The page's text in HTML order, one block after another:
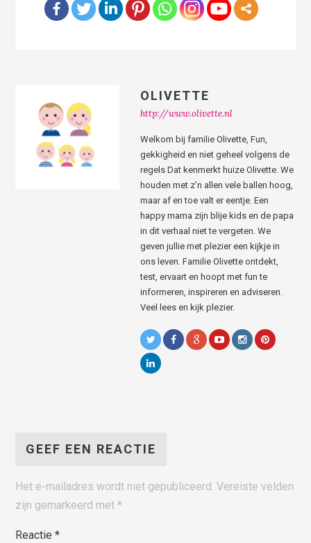
OLIVETTE
http://www.olivette.nl
Welkom bij familie Olivette, Fun,
gekkigheid en niet geheel volgens de
regels Dat kenmerkt huize Olivette. We
houden met z’n allen vele ballen hoog,
maar af en toe valt er eentje. Een
happy mama zijn blije kids en de papa
in dit verhaal niet te vergeten. We
geven jullie met plezier een kijkje in
ons leven. Familie Olivette ontdekt,
test, ervaart en hoopt met fun te
informeren, inspireren en adviseren.
Veel lees en kijk plezier.
GEEF EEN REACTIE
Het e-mailadres wordt niet gepubliceerd. Vereiste velden
zijn gemarkeerd met*
Reactie*